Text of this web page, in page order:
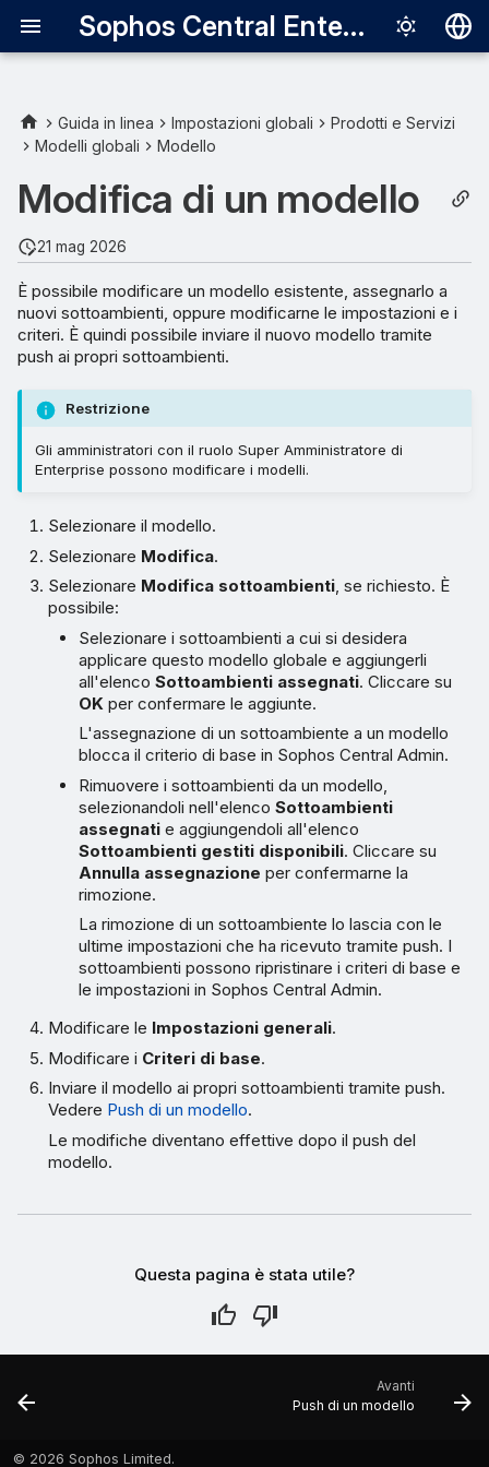
Sophos Central Enterprise
English
Français
한국어
中文（繁體）
Guida in linea Impostazioni globali
Prodotti e Servizi
Modelli globali
Modello
Modifica di un modello
21 mag 2026
È possibile modificare un modello esistente, assegnarlo a
nuovi sottoambienti, oppure modificarne le impostazioni e i
criteri. È quindi possibile inviare il nuovo modello tramite
push ai propri sottoambienti.
Restrizione
Gli amministratori con il ruolo Super Amministratore di
Enterprise possono modificare i modelli.
Selezionare il modello.
Selezionare Modifica.
Selezionare Modifica sottoambienti, se richiesto. È
possibile:
Selezionare i sottoambienti a cui si desidera
applicare questo modello globale e aggiungerli
all'elencoSottoambienti assegnati. Cliccare su
OK per confermare le aggiunte.
L'assegnazione di un sottoambiente a un modello
blocca il criterio di base in Sophos Central Admin.
Rimuovere i sottoambienti da un modello,
selezionandoli nell'elencoSottoambienti
assegnati e aggiungendoli all'elenco
Sottoambienti gestiti disponibili. Cliccare su
Annulla assegnazione per confermarne la
rimozione.
La rimozione di un sottoambiente lo lascia con le
ultime impostazioni che ha ricevuto tramite push. I
sottoambienti possono ripristinare i criteri di base e
le impostazioni in Sophos Central Admin.
Modificare le Impostazioni generali.
Modificare i Criteri di base.
Inviare il modello ai propri sottoambienti tramite push.
Vedere Push di un modello.
Le modifiche diventano effettive dopo il push del
modello.
Questa pagina è stata utile?
Avanti
Push di un modello
© 2026 Sophos Limited.